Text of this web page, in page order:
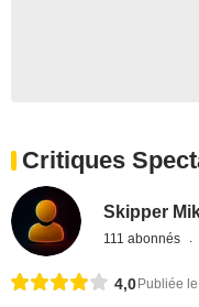
Critiques
Skipper
111 abonnés
4,0 Publiée